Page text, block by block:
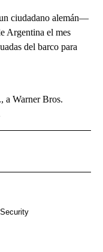
ciudadano alemán—
Argentina el mes
del barco para
Warner Bros.
NOTIFICATIONS ABOUT